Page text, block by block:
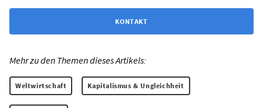
KONTAKT
Mehr zu den Themen dieses Artikels:
Weltwirtschaft Kapitalismus & Ungleichheit